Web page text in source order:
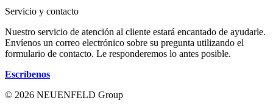
Servicio y contacto
Nuestro servicio de atención al cliente estará encantado de ayudarle.
Envíenos un correo electrónico sobre su pregunta utilizando el
formulario de contacto. Le responderemos lo antes posible.
Escríbenos
© 2026 NEUENFELD Group